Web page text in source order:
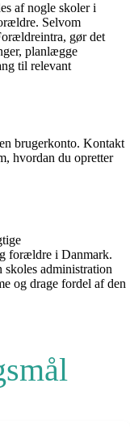
af nogle skoler i
Selvom
gør det
planlægge
til relevant
brugerkonto. Kontakt
hvordan du opretter
forældre i Danmark.
skoles administration
og drage fordel af den